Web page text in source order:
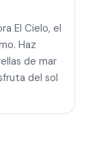
El Cielo, el
Haz
de mar
del sol